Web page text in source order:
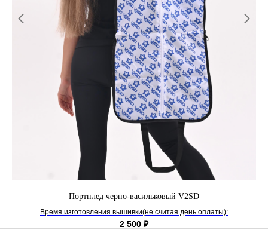
Портплед черно-васильковый V2SD
Время изготовления вышивки(не считая день оплаты):
Стандартный: от 10 рабочих дней.
2 500 ₽